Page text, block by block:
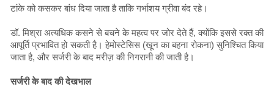
टांके को कसकर बांध दिया जाता है ताकि गर्भाशय ग्रीवा बंद रहे।
डॉ. मिश्रा अत्यधिक कसने से बचने के महत्व पर जोर देते हैं, क्योंकि इससे रक्त की
आपूर्ति प्रभावित हो सकती है। हेमोस्टेसिस (खून का बहना रोकना) सुनिश्चित किया
जाता है, और सर्जरी के बाद मरीज़ की निगरानी की जाती है।
सर्जरी के बाद की देखभाल